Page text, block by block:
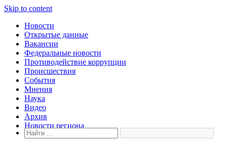
Skip to content
Новости
Открытые данные
Вакансии
Федеральные новости
Противодействие коррупции
Происшествия
События
Мнения
Наука
Видео
Архив
Новости региона